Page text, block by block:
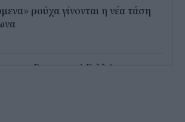
ρούχα γίνονται η νέα τάση
του Εμπορικού Συλλόγου